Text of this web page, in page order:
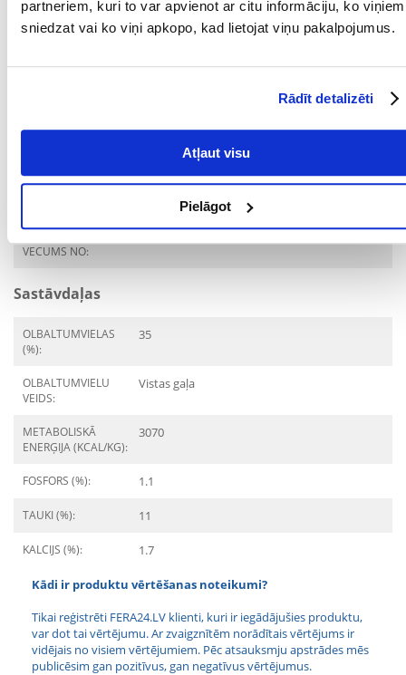
partneriem, kuri to var apvienot ar citu informāciju, ko viņiem
sniedzat vai ko viņi apkopo, kad lietojat viņu pakalpojumus.
Rādīt detalizēti
Atļaut visu
Pielāgot
SUGA: Barība/pārtika
PRODUCENT: ACANA
Pieaudzis
KURAM
VECUMS NO:
Sastāvdaļas
OLBALTUMVIELAS
(%):
35
OLBALTUMVIELU
VEIDS:
Vistas gaļa
METABOLISKĀ
ENERĢIJA (KCAL/KG):
3070
FOSFORS (%): 1.1
TAUKI (%): 11
KALCIJS (%): 1.7
Kādi ir produktu vērtēšanas noteikumi?
Tikai reģistrēti FERA24.LV klienti, kuri ir iegādājušies produktu,
var dot tai vērtējumu. Ar zvaigznītēm norādītais vērtējums ir
vidējais no visiem vērtējumiem. Pēc atsauksmju apstrādes mēs
publicēsim gan pozitīvus, gan negatīvus vērtējumus.